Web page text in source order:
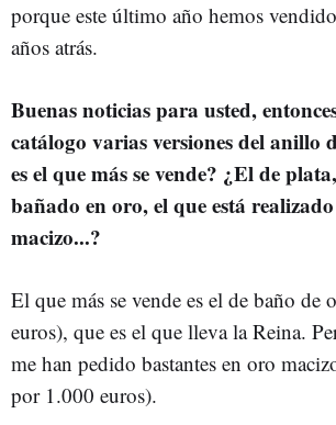
porque este último año hemos
años atrás.
Buenas noticias para usted,
catálogo varias versiones del anillo
es el que más se vende? ¿El de
bañado en oro, el que está
macizo...?
El que más se vende es el de baño de
euros), que es el que lleva la Reina.
me han pedido bastantes en oro
por 1.000 euros).